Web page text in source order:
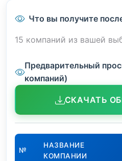
Что вы получите
15 компаний из вашей
Предварительный
компаний)
СКАЧАТЬ
№
НАЗВАНИЕ
КОМПАНИИ